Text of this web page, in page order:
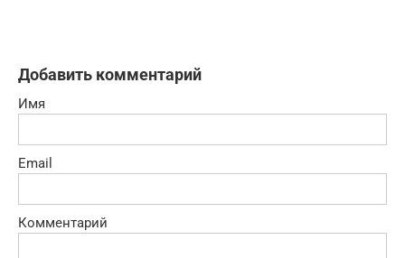
Добавить комментарий
Имя
Email
Комментарий